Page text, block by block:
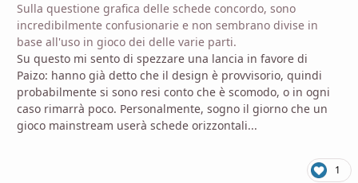
Sulla questione grafica delle schede concordo, sono
incredibilmente confusionarie e non sembrano divise in
base all'uso in gioco dei delle varie parti.
Su questo mi sento di spezzare una lancia in favore di
Paizo: hanno già detto che il design è provvisorio, quindi
probabilmente si sono resi conto che è scomodo, o in ogni
caso rimarrà poco. Personalmente, sogno il giorno che un
gioco mainstream userà schede orizzontali...
1